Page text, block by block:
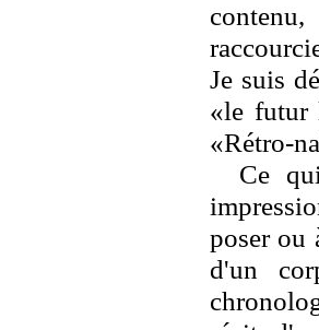
Je suis
«le futur
«Rétro-
Ce
poser ou
d'un